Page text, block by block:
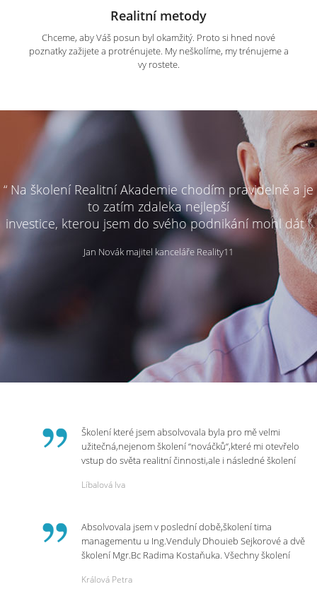
Realitní metody
Chceme, aby Váš posun byl okamžitý. Proto si hned nové
poznatky zažijete a protrénujete. My neškolíme, my trénujeme a
vy rostete.
“ Na školení Realitní Akademie chodím pravidelně a je
to zatím zdaleka nejlepší
investice, kterou jsem do svého podnikání mohl dát ”
Jan Novák majitel kanceláře Reality11
Školení které jsem absolvovala byla pro mě velmi
užitečná,nejenom školení “nováčků“,které mi otevřelo
vstup do světa realitní činnosti,ale i následné školení
p.Vendulce která s nesmírnou lidskostí,přesto
potřebná školení,která Realitní Akademie umožňuje.
Líbalová Iva
Absolvovala jsem v poslední době,školení tima
managementu u Ing.Venduly Dhouieb Sejkorové a dvě
školení Mgr.Bc Radima Kostaňuka. Všechny školení
práci a na život.
Králová Petra